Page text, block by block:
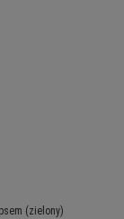
(zielony)